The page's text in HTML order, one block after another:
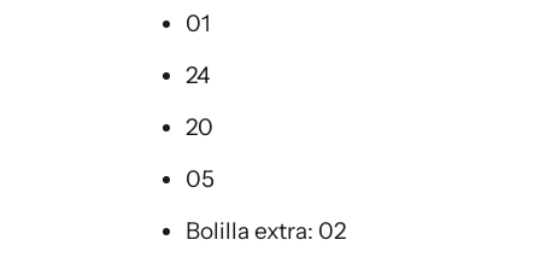
01
24
20
05
Bolilla extra: 02